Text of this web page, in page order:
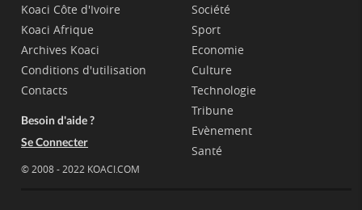
Koaci Côte d'Ivoire
Koaci Afrique
Archives Koaci
Conditions d'utilisation
Contacts
Besoin d'aide ?
Se Connecter
© 2008 - 2022 KOACI.COM
Société
Sport
Economie
Culture
Technologie
Tribune
Evènement
Santé